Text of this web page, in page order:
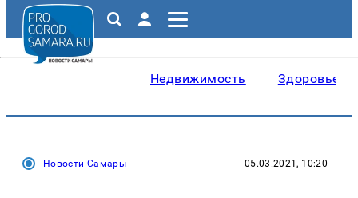
Недвижимость Здоровье
Новости Самары 05.03.2021, 10:20